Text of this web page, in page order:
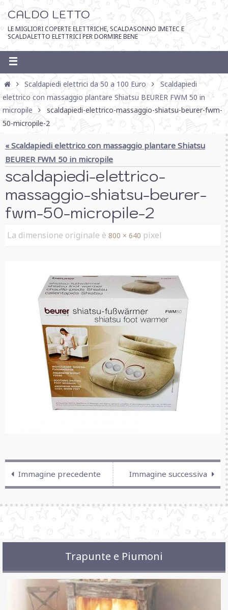
CALDO LETTO
LE MIGLIORI COPERTE ELETTRICHE, SCALDASONNO IMETEC E
SCALDALETTO ELETTRICI PER DORMIRE BENE
Scaldapiedi elettrici da 50 a 100 Euro
Scaldapiedi
elettrico con massaggio plantare Shiatsu BEURER FWM 50 in
micropile
scaldapiedi-elettrico-massaggio-shiatsu-beurer-fwm-
50-micropile-2
« Scaldapiedi elettrico con massaggio plantare Shiatsu
BEURER FWM 50 in micropile
scaldapiedi-elettrico-
massaggio-shiatsu-beurer-
fwm-50-micropile-2
La dimensione originale è 800 × 640 pixel
Immagine precedente Immagine successiva
Trapunte e Piumoni